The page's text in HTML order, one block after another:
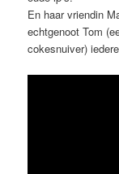
En haar vriendin
echtgenoot Tom
cokesnuiver)